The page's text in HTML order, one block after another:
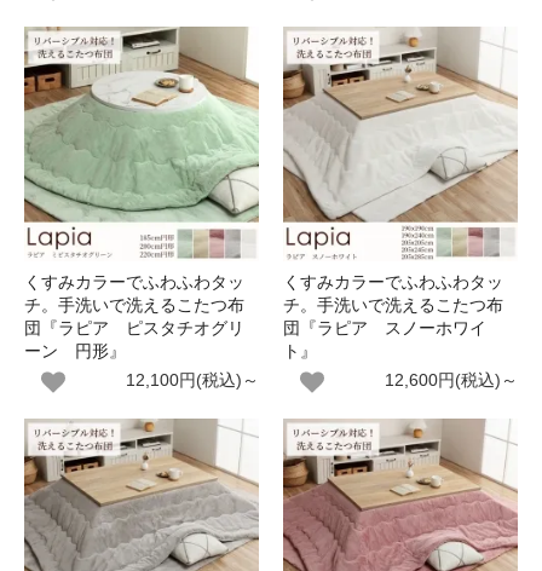
くすみカラーでふわふわタッ
チ。手洗いで洗えるこたつ布
団『ラピア ピスタチオグリ
ーン 円形』
12,100円(税込)～
くすみカラーでふわふわタッ
チ。手洗いで洗えるこたつ布
団『ラピア スノーホワイ
ト』
12,600円(税込)～